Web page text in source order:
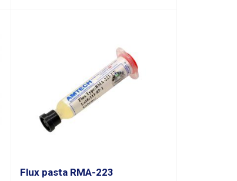
Flux pasta RMA-223